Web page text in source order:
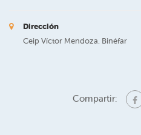
Dirección
Ceip Víctor Mendoza. Binéfar
Compartir: